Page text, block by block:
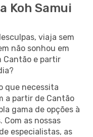
Koh Samui
viaja sem
não sonhou em
Cantão e partir
que necessita
a partir de Cantão
gama de opções à
Com as nossas
especialistas, as